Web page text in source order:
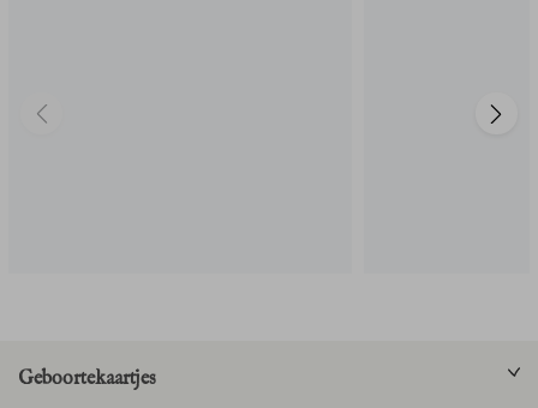
Geboortekaartjes